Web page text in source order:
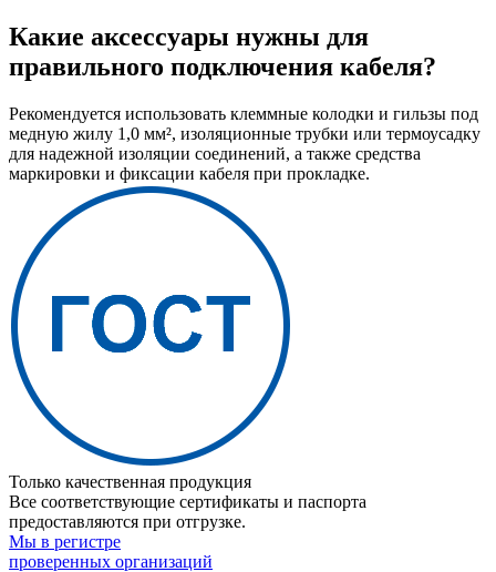
Какие аксессуары нужны для
правильного подключения кабеля?
Рекомендуется использовать клеммные колодки и гильзы под
медную жилу 1,0 мм², изоляционные трубки или термоусадку
для надежной изоляции соединений, а также средства
маркировки и фиксации кабеля при прокладке.
Только качественная продукция
Все соответствующие сертификаты и паспорта
предоставляются при отгрузке.
Мы в регистре
проверенных организаций